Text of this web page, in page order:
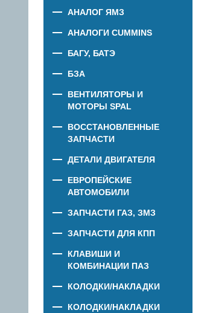
АНАЛОГ ЯМЗ
АНАЛОГИ CUMMINS
БАГУ, БАТЭ
БЗА
ВЕНТИЛЯТОРЫ И
МОТОРЫ SPAL
ВОССТАНОВЛЕННЫЕ
ЗАПЧАСТИ
ДЕТАЛИ ДВИГАТЕЛЯ
ЕВРОПЕЙСКИЕ
АВТОМОБИЛИ
ЗАПЧАСТИ ГАЗ, ЗМЗ
ЗАПЧАСТИ ДЛЯ КПП
КЛАВИШИ И
КОМБИНАЦИИ ПАЗ
КОЛОДКИ/НАКЛАДКИ
КОЛОДКИ/НАКЛАДКИ